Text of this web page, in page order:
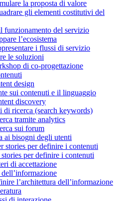
la proposta di valore
gli elementi costitutivi del
funzionamento del servizio
l’ecosistema
i flussi di servizio
le soluzioni
di co-progettazione
design
sui contenuti e il linguaggio
discovery
di ricerca (search keywords)
tramite analytics
sui forum
ai bisogni degli utenti
stories per definire i contenuti
per definire i contenuti
di accettazione
l’architettura dell’informazione